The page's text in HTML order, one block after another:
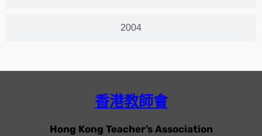
2004
香港教師會
Hong Kong Teacher’s Association